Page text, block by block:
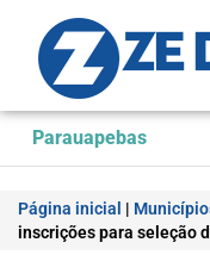
Parauapebas
Página inicial |
inscrições para seleção